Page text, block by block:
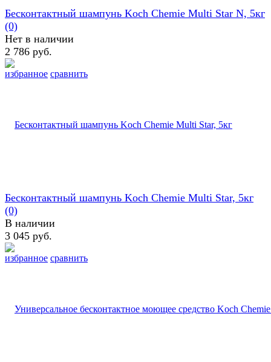
избранное сравнить
Бесконтактный шампунь Koch Chemie Multi Star N, 5кг
(0)
Нет в наличии
2 786 руб.
избранное сравнить
Бесконтактный шампунь Koch Chemie Multi Star, 5кг
(0)
В наличии
3 045 руб.